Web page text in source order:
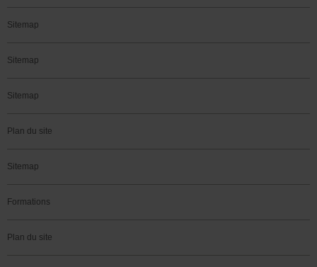
Sitemap
Sitemap
Sitemap
Plan du site
Sitemap
Formations
Plan du site